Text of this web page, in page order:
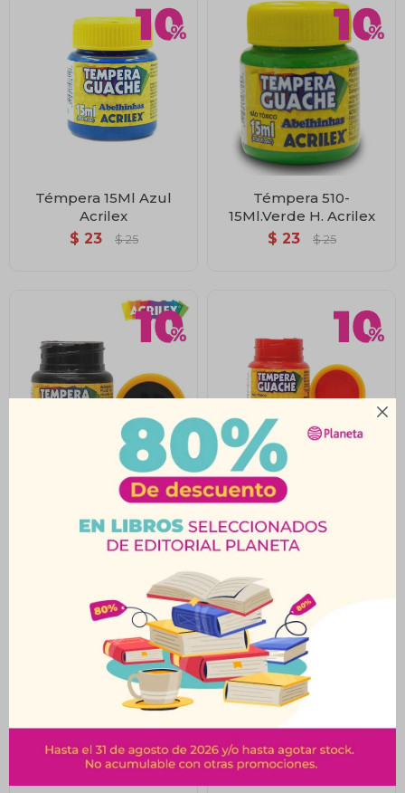

Témpera 15Ml Azul
Acrilex
$ 23 $ 25
Témpera 510-
15Ml.Verde H. Acrilex
$ 23 $ 25
Témpera 15Ml Negro
Acrilex
$ 25
Témpera 15Ml Rojo
Acrilex
$ 23